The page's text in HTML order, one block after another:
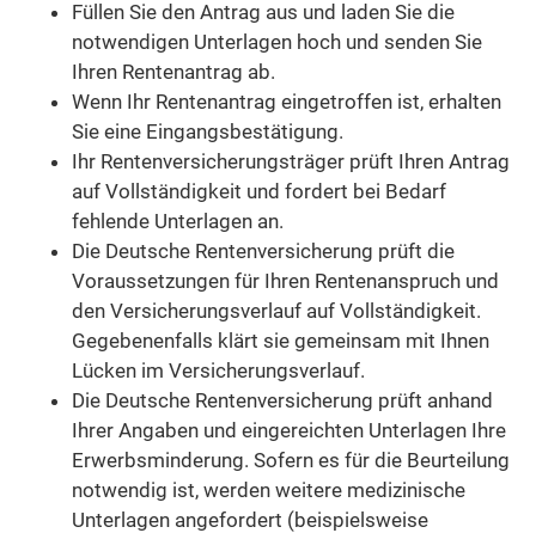
Füllen Sie den Antrag aus und laden Sie die
notwendigen Unterlagen hoch und senden Sie
Ihren Rentenantrag ab.
Wenn Ihr Rentenantrag eingetroffen ist, erhalten
Sie eine Eingangsbestätigung.
Ihr Rentenversicherungsträger prüft Ihren Antrag
auf Vollständigkeit und fordert bei Bedarf
fehlende Unterlagen an.
Die Deutsche Rentenversicherung prüft die
Voraussetzungen für Ihren Rentenanspruch und
den Versicherungsverlauf auf Vollständigkeit.
Gegebenenfalls klärt sie gemeinsam mit Ihnen
Lücken im Versicherungsverlauf.
Die Deutsche Rentenversicherung prüft anhand
Ihrer Angaben und eingereichten Unterlagen Ihre
Erwerbsminderung. Sofern es für die Beurteilung
notwendig ist, werden weitere medizinische
Unterlagen angefordert (beispielsweise